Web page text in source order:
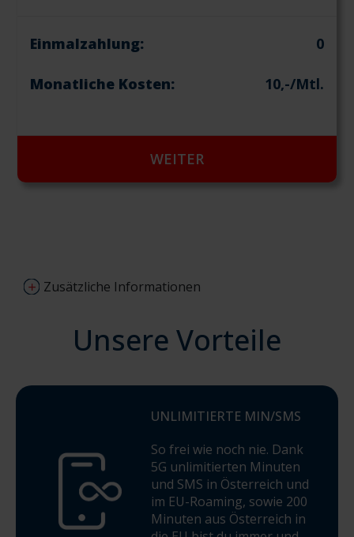
Einmalzahlung: 0
Monatliche Kosten: 10,-/Mtl.
WEITER
Zusätzliche Informationen
Tarifdetails:
MTEL-Komfort – SIM-only Tarif ohne
Grundgebühr: 10 €. Einmaliges Aktivierungsentgelt: 25 €.
gelten für die Nutzung in Österreich, der EU sowie in der
Sonderrufnummern oder Zielen außerhalb der inkludierten
Zonen sind nicht enthalten und werden gesondert
verrechnet. Die Nutzung im EU-Ausland erfolgt gemäß
„Roam Like at Home“ und Fair-Use-Policy. Details zu
Leistungen, Datenvolumen und gültigen Ländern finden Sie
Unsere Vorteile
UNLIMITIERTE MIN/SMS
So frei wie noch nie. Dank
5G unlimitierten Minuten
und SMS in Österreich und
im EU-Roaming, sowie 200
Minuten aus Österreich in